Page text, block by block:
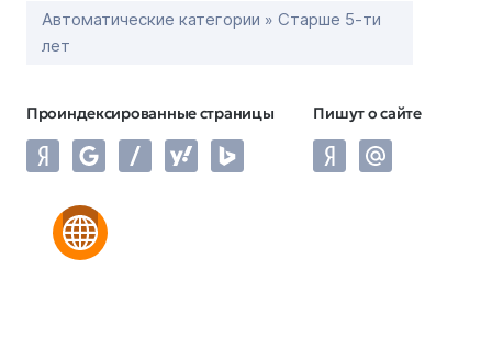
Автоматические категории » Старше 5-ти
лет
Проиндексированные страницы Пишут о сайте